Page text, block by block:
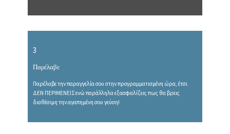
3
Παρέλαβε
Παρέλαβε την παραγγελία σου στην προγραμματισμένη ώρα, έτσι
ΔΕΝ ΠΕΡΙΜΕΝΕΙΣ ενώ παράλληλα εξασφαλίζεις πως θα βρεις
διαθέσιμη την αγαπημένη σου γεύση!